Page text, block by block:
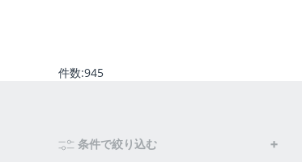
件数:945
条件で絞り込む